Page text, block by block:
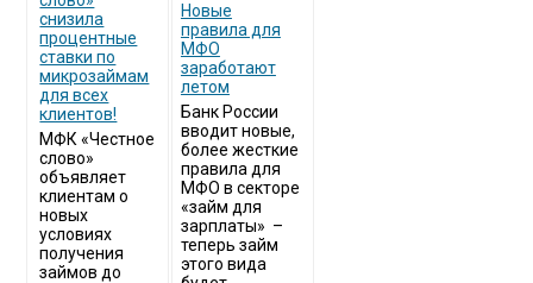
снизила
процентные
ставки по
микрозаймам
для всех
клиентов!
МФК «Честное
слово»
объявляет
клиентам о
новых
условиях
получения
займов до
Новые
правила для
МФО
заработают
летом
Банк России
вводит новые,
более жесткие
правила для
МФО в секторе
«займ для
зарплаты» –
теперь займ
этого вида